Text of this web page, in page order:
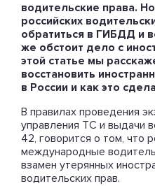
водительские права.
российских
обратиться в ГИБДД и
же обстоит дело с
этой статье мы
восстановить
в России и как это
В правилах проведения
управления ТС и выдачи
42, говорится о том, что
международные
взамен утерянных
водительских прав.